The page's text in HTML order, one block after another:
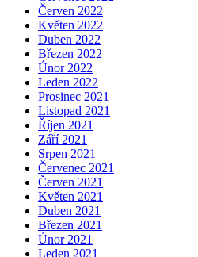
Červen 2022
Květen 2022
Duben 2022
Březen 2022
Únor 2022
Leden 2022
Prosinec 2021
Listopad 2021
Říjen 2021
Září 2021
Srpen 2021
Červenec 2021
Červen 2021
Květen 2021
Duben 2021
Březen 2021
Únor 2021
Leden 2021